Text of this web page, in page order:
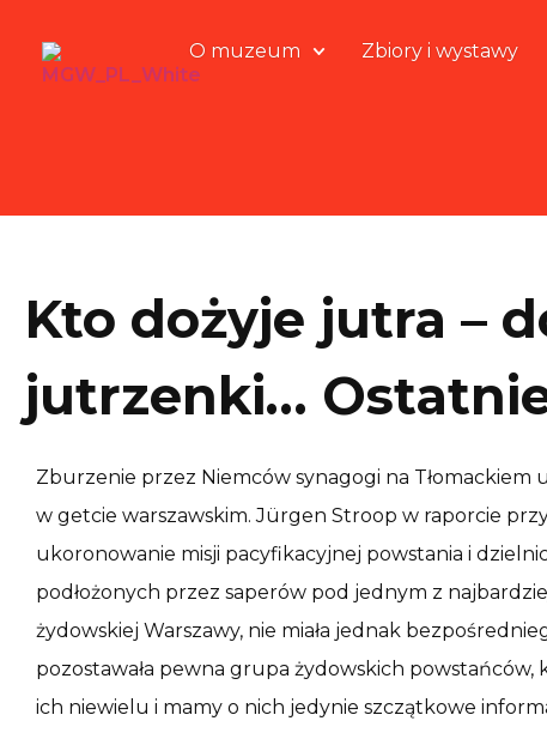
O muzeum Zbiory i wystawy
Kto dożyje jutra –
jutrzenki…
Zburzenie przez Niemców synagogi na Tłomackiem
w getcie warszawskim. Jürgen Stroop w raporcie
ukoronowanie misji pacyfikacyjnej powstania i
podłożonych przez saperów pod jednym z
żydowskiej Warszawy, nie miała jednak
pozostawała pewna grupa żydowskich
ich niewielu i mamy o nich jedynie szczątkowe